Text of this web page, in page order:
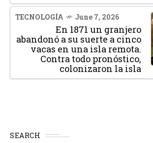
TECNOLOGÍA June 7, 2026
En 1871 un granjero
abandonó a su suerte a cinco
vacas en una isla remota.
Contra todo pronóstico,
colonizaron la isla
SEARCH